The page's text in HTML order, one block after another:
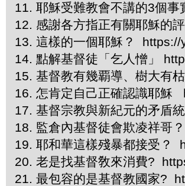
11. 耶穌受難教會不講的3個
12. 感謝各方指正有關耶穌的
13. 這樣的一個耶穌？
14. 點解基督徒「乞人憎」
15. 基督教有幾覇導、樹大有
16. 怎肯定自己正確認識耶
17. 基督宗教與新紀元的矛盾
18. 監倉內基督徒會欺凌祥哥
19. 耶和華這樣殘暴都接受？
20. 老是找基督敎來消費?
21. 最包容的是基督教國家?